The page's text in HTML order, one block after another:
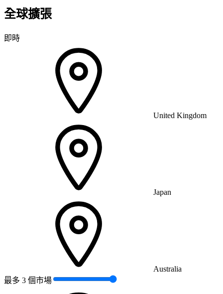
全球擴張
即時
United Kingdom
Japan
Australia
最多 3 個市場